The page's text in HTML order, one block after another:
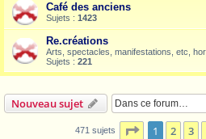
Café des anciens
Sujets : 1423
Re.créations
Arts, spectacles, manifestations, etc,
Sujets : 221
Nouveau sujet
471 sujets Page 1sur10
1 2 3